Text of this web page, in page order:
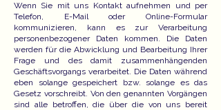
Wenn Sie mit uns Kontakt aufnehmen und per
Telefon, E-Mail oder Online-Formular
kommunizieren, kann es zur Verarbeitung
personenbezogener Daten kommen. Die Daten
werden für die Abwicklung und Bearbeitung Ihrer
Frage und des damit zusammenhängenden
Geschäftsvorgangs verarbeitet. Die Daten während
eben solange gespeichert bzw. solange es das
Gesetz vorschreibt. Von den genannten Vorgängen
sind alle betroffen, die über die von uns bereit